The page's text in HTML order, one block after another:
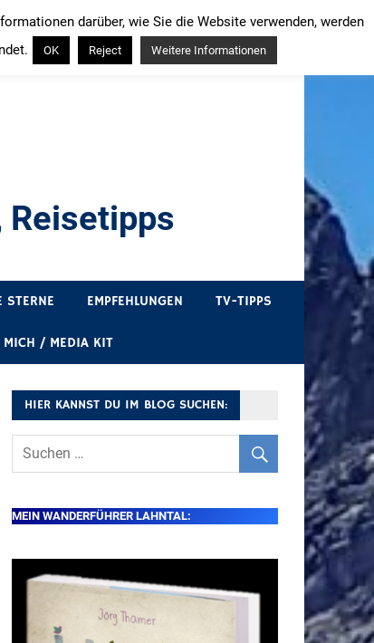
Reisetipps
STERNE EMPFEHLUNGEN TV-TIPPS
MICH / MEDIA KIT
HIER KANNST DU IM BLOG SUCHEN:
MEIN WANDERFÜHRER LAHNTAL:
darüber, wie Sie die Website verwenden, werden
OK Reject Weitere Informationen